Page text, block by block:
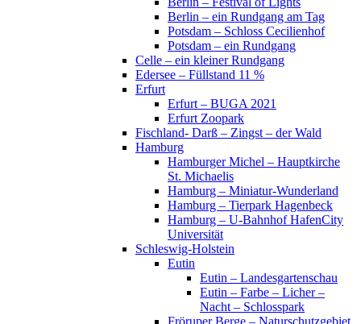
Berlin – ein Rundgang am Tag
Potsdam – Schloss Cecilienhof
Potsdam – ein Rundgang
Celle – ein kleiner Rundgang
Edersee – Füllstand 11 %
Erfurt
Erfurt – BUGA 2021
Erfurt Zoopark
Fischland- Darß – Zingst – der Wald
Hamburg
Hamburger Michel – Hauptkirche
St. Michaelis
Hamburg – Miniatur-Wunderland
Hamburg – Tierpark Hagenbeck
Hamburg – U-Bahnhof HafenCity
Universität
Schleswig-Holstein
Eutin
Eutin – Landesgartenschau
Eutin – Farbe – Licher –
Nacht – Schlosspark